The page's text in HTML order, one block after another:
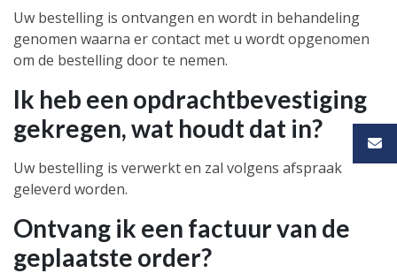
Uw bestelling is ontvangen en wordt in behandeling
genomen waarna er contact met u wordt opgenomen
om de bestelling door te nemen.
Ik heb een opdrachtbevestiging
gekregen, wat houdt dat in?
Uw bestelling is verwerkt en zal volgens afspraak
geleverd worden.
Ontvang ik een factuur van de
geplaatste order?